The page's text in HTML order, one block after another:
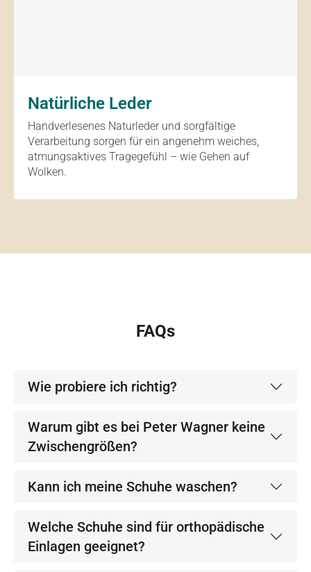
Natürliche Leder
Handverlesenes Naturleder und sorgfältige
Verarbeitung sorgen für ein angenehm weiches,
atmungsaktives Tragegefühl – wie Gehen auf
Wolken.
FAQs
Wie probiere ich richtig?
Warum gibt es bei Peter Wagner keine
Zwischengrößen?
Kann ich meine Schuhe waschen?
Welche Schuhe sind für orthopädische
Einlagen geeignet?